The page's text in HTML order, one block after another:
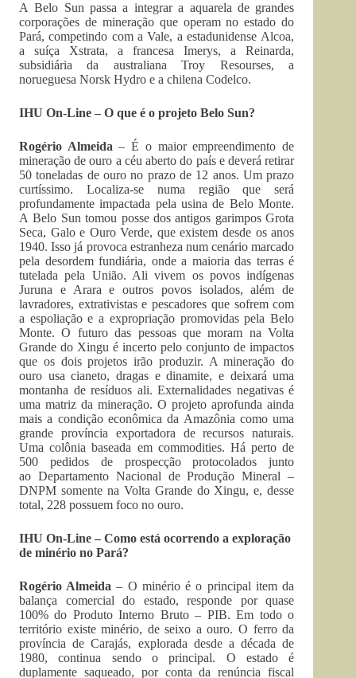
A Belo Sun passa a integrar a aquarela de grandes
corporações de mineração que operam no estado do
Pará, competindo com a Vale, a estadunidense Alcoa,
a suíça Xstrata, a francesa Imerys, a Reinarda,
subsidiária da australiana Troy Resourses, a
norueguesa Norsk Hydro e a chilena Codelco.
IHU On-Line – O que é o projeto Belo Sun?
Rogério Almeida – É o maior empreendimento de
mineração de ouro a céu aberto do país e deverá retirar
50 toneladas de ouro no prazo de 12 anos. Um prazo
curtíssimo. Localiza-se numa região que será
profundamente impactada pela usina de Belo Monte.
A Belo Sun tomou posse dos antigos garimpos Grota
Seca, Galo e Ouro Verde, que existem desde os anos
1940. Isso já provoca estranheza num cenário marcado
pela desordem fundiária, onde a maioria das terras é
tutelada pela União. Ali vivem os povos indígenas
Juruna e Arara e outros povos isolados, além de
lavradores, extrativistas e pescadores que sofrem com
a espoliação e a expropriação promovidas pela Belo
Monte. O futuro das pessoas que moram na Volta
Grande do Xingu é incerto pelo conjunto de impactos
que os dois projetos irão produzir. A mineração do
ouro usa cianeto, dragas e dinamite, e deixará uma
montanha de resíduos ali. Externalidades negativas é
uma matriz da mineração. O projeto aprofunda ainda
mais a condição econômica da Amazônia como uma
grande província exportadora de recursos naturais.
Uma colônia baseada em commodities. Há perto de
500 pedidos de prospecção protocolados junto
ao Departamento Nacional de Produção Mineral –
DNPM somente na Volta Grande do Xingu, e, desse
total, 228 possuem foco no ouro.
IHU On-Line – Como está ocorrendo a exploração
de minério no Pará?
Rogério Almeida – O minério é o principal item da
balança comercial do estado, responde por quase
100% do Produto Interno Bruto – PIB. Em todo o
território existe minério, de seixo a ouro. O ferro da
província de Carajás, explorada desde a década de
1980, continua sendo o principal. O estado é
duplamente saqueado, por conta da renúncia fiscal